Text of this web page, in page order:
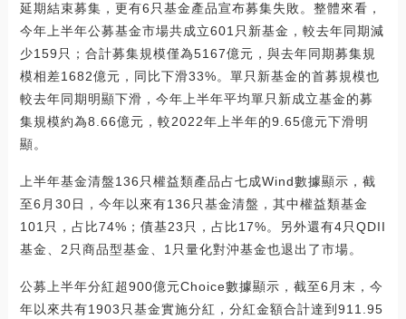
延期結束募集，更有6只基金產品宣布募集失敗。整體來看，
今年上半年公募基金市場共成立601只新基金，較去年同期減
少159只；合計募集規模僅為5167億元，與去年同期募集規
模相差1682億元，同比下滑33%。單只新基金的首募規模也
較去年同期明顯下滑，今年上半年平均單只新成立基金的募
集規模約為8.66億元，較2022年上半年的9.65億元下滑明
顯。
上半年基金清盤136只權益類產品占七成Wind數據顯示，截
至6月30日，今年以來有136只基金清盤，其中權益類基金
101只，占比74%；債基23只，占比17%。另外還有4只QDII
基金、2只商品型基金、1只量化對沖基金也退出了市場。
公募上半年分紅超900億元Choice數據顯示，截至6月末，今
年以來共有1903只基金實施分紅，分紅金額合計達到911.95